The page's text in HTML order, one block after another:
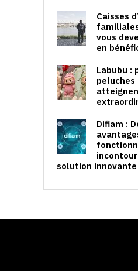
Caisses
vous
en
Labubu :
Difiam :
solution innovante